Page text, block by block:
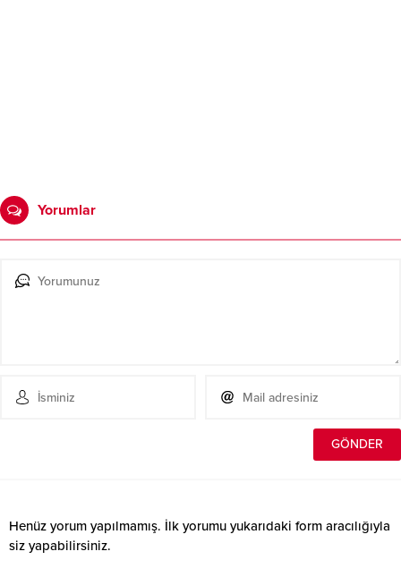
Yorumlar
Henüz yorum yapılmamış. İlk yorumu yukarıdaki form aracılığıyla
siz yapabilirsiniz.